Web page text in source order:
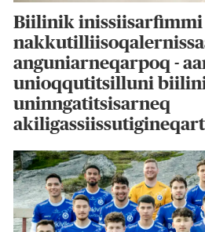
Biilinik inissiisarfimmi
anguniarneqarpoq -
unioqqutitsilluni
uninngatitsisarneq